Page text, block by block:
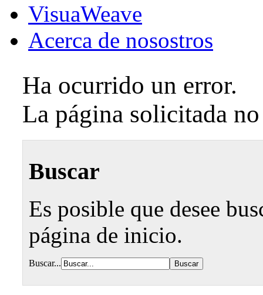
VisuaWeave
Acerca de nosostros
Ha ocurrido un error.
La página solicitada
Buscar
Es posible que desee
página de inicio.
Buscar...